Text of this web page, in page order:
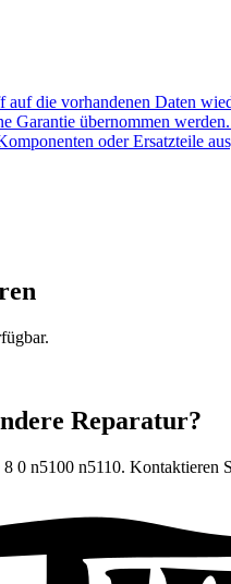
die vorhandenen Daten
Garantie übernommen
oder Ersatzteile
Reparatur?
8 0 n5100 n5110. Kontaktieren